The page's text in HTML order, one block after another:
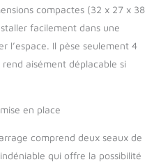
une utilisation
continue : pendant
l'autre se remplit
pour gérer
au quotidien
maison :
Transformez vos
compactes (32 x 27 x 38
facilement dans une
l’espace. Il pèse seulement 4
aisément déplacable si
en place
comprend deux seaux de
qui offre la possibilité